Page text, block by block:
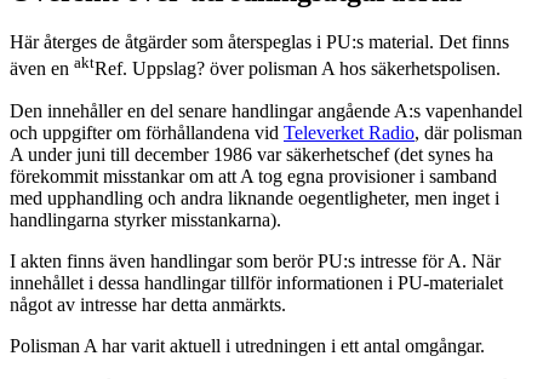
Här återges de åtgärder som återspeglas i PU:s material. Det finns
även en aktRef. Uppslag? över polisman A hos säkerhetspolisen.
Den innehåller en del senare handlingar angående A:s vapenhandel
och uppgifter om förhållandena vid Televerket Radio, där polisman
A under juni till december 1986 var säkerhetschef (det synes ha
förekommit misstankar om att A tog egna provisioner i samband
med upphandling och andra liknande oegentligheter, men inget i
handlingarna styrker misstankarna).
I akten finns även handlingar som berör PU:s intresse för A. När
innehållet i dessa handlingar tillför informationen i PU-materialet
något av intresse har detta anmärkts.
Polisman A har varit aktuell i utredningen i ett antal omgångar.